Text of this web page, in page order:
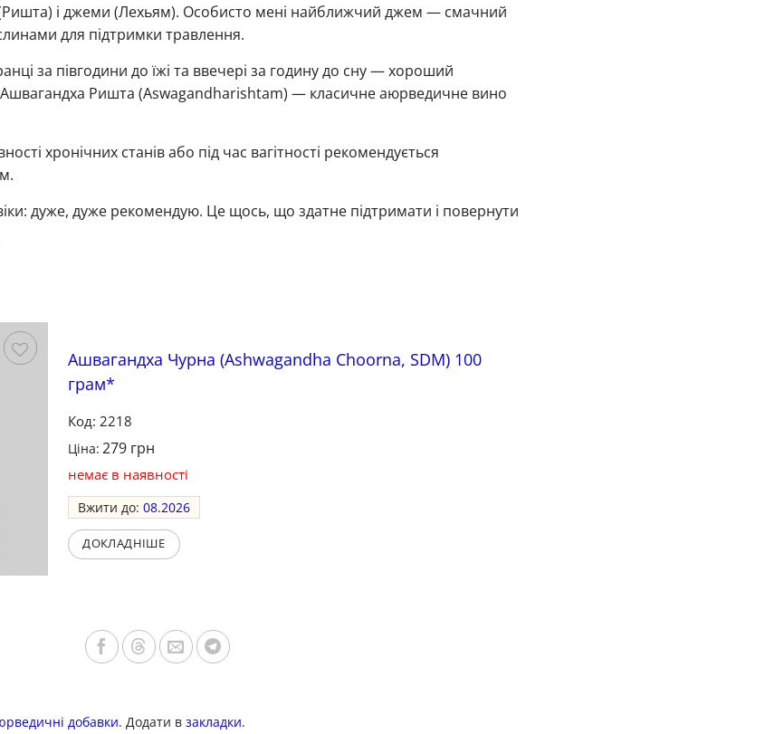
(Ришта) і джеми (Лехьям). Особисто мені найближчий джем — смачний
для підтримки травлення.
за півгодини до їжі та ввечері за годину до сну — хороший
Ришта (Aswagandharishtam) — класичне аюрведичне вино
хронічних станів або під час вагітності рекомендується
дуже, дуже рекомендую. Це щось, що здатне підтримати і повернути
Ашвагандха Чурна (Ashwagandha Choorna, SDM) 100
грам*
Код: 2218
Ціна: 279 грн
немає в наявності
Вжити до: 08.2026
ДОКЛАДНІШЕ
добавки. Додати в закладки.